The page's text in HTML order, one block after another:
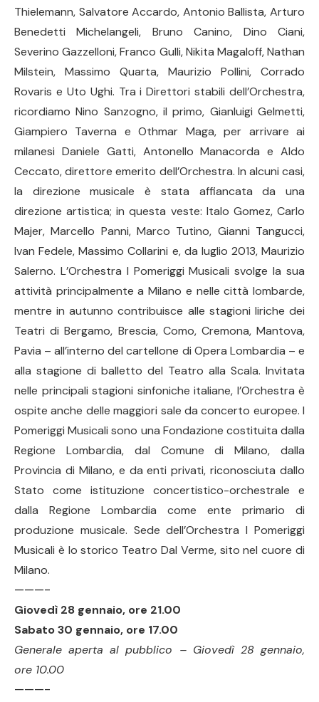
Thielemann, Salvatore Accardo, Antonio Ballista, Arturo
Benedetti Michelangeli, Bruno Canino, Dino Ciani,
Severino Gazzelloni, Franco Gulli, Nikita Magaloff, Nathan
Milstein, Massimo Quarta, Maurizio Pollini, Corrado
Rovaris e Uto Ughi. Tra i Direttori stabili dell’Orchestra,
ricordiamo Nino Sanzogno, il primo, Gianluigi Gelmetti,
Giampiero Taverna e Othmar Maga, per arrivare ai
milanesi Daniele Gatti, Antonello Manacorda e Aldo
Ceccato, direttore emerito dell’Orchestra. In alcuni casi,
la direzione musicale è stata affiancata da una
direzione artistica; in questa veste: Italo Gomez, Carlo
Majer, Marcello Panni, Marco Tutino, Gianni Tangucci,
Ivan Fedele, Massimo Collarini e, da luglio 2013, Maurizio
Salerno. L’Orchestra I Pomeriggi Musicali svolge la sua
attività principalmente a Milano e nelle città lombarde,
mentre in autunno contribuisce alle stagioni liriche dei
Teatri di Bergamo, Brescia, Como, Cremona, Mantova,
Pavia – all’interno del cartellone di Opera Lombardia – e
alla stagione di balletto del Teatro alla Scala. Invitata
nelle principali stagioni sinfoniche italiane, l’Orchestra è
ospite anche delle maggiori sale da concerto europee. I
Pomeriggi Musicali sono una Fondazione costituita dalla
Regione Lombardia, dal Comune di Milano, dalla
Provincia di Milano, e da enti privati, riconosciuta dallo
Stato come istituzione concertistico-orchestrale e
dalla Regione Lombardia come ente primario di
produzione musicale. Sede dell’Orchestra I Pomeriggi
Musicali è lo storico Teatro Dal Verme, sito nel cuore di
Milano.
———-
Giovedì 28 gennaio, ore 21.00
Sabato 30 gennaio, ore 17.00
Generale aperta al pubblico – Giovedì 28 gennaio,
ore 10.00
———-